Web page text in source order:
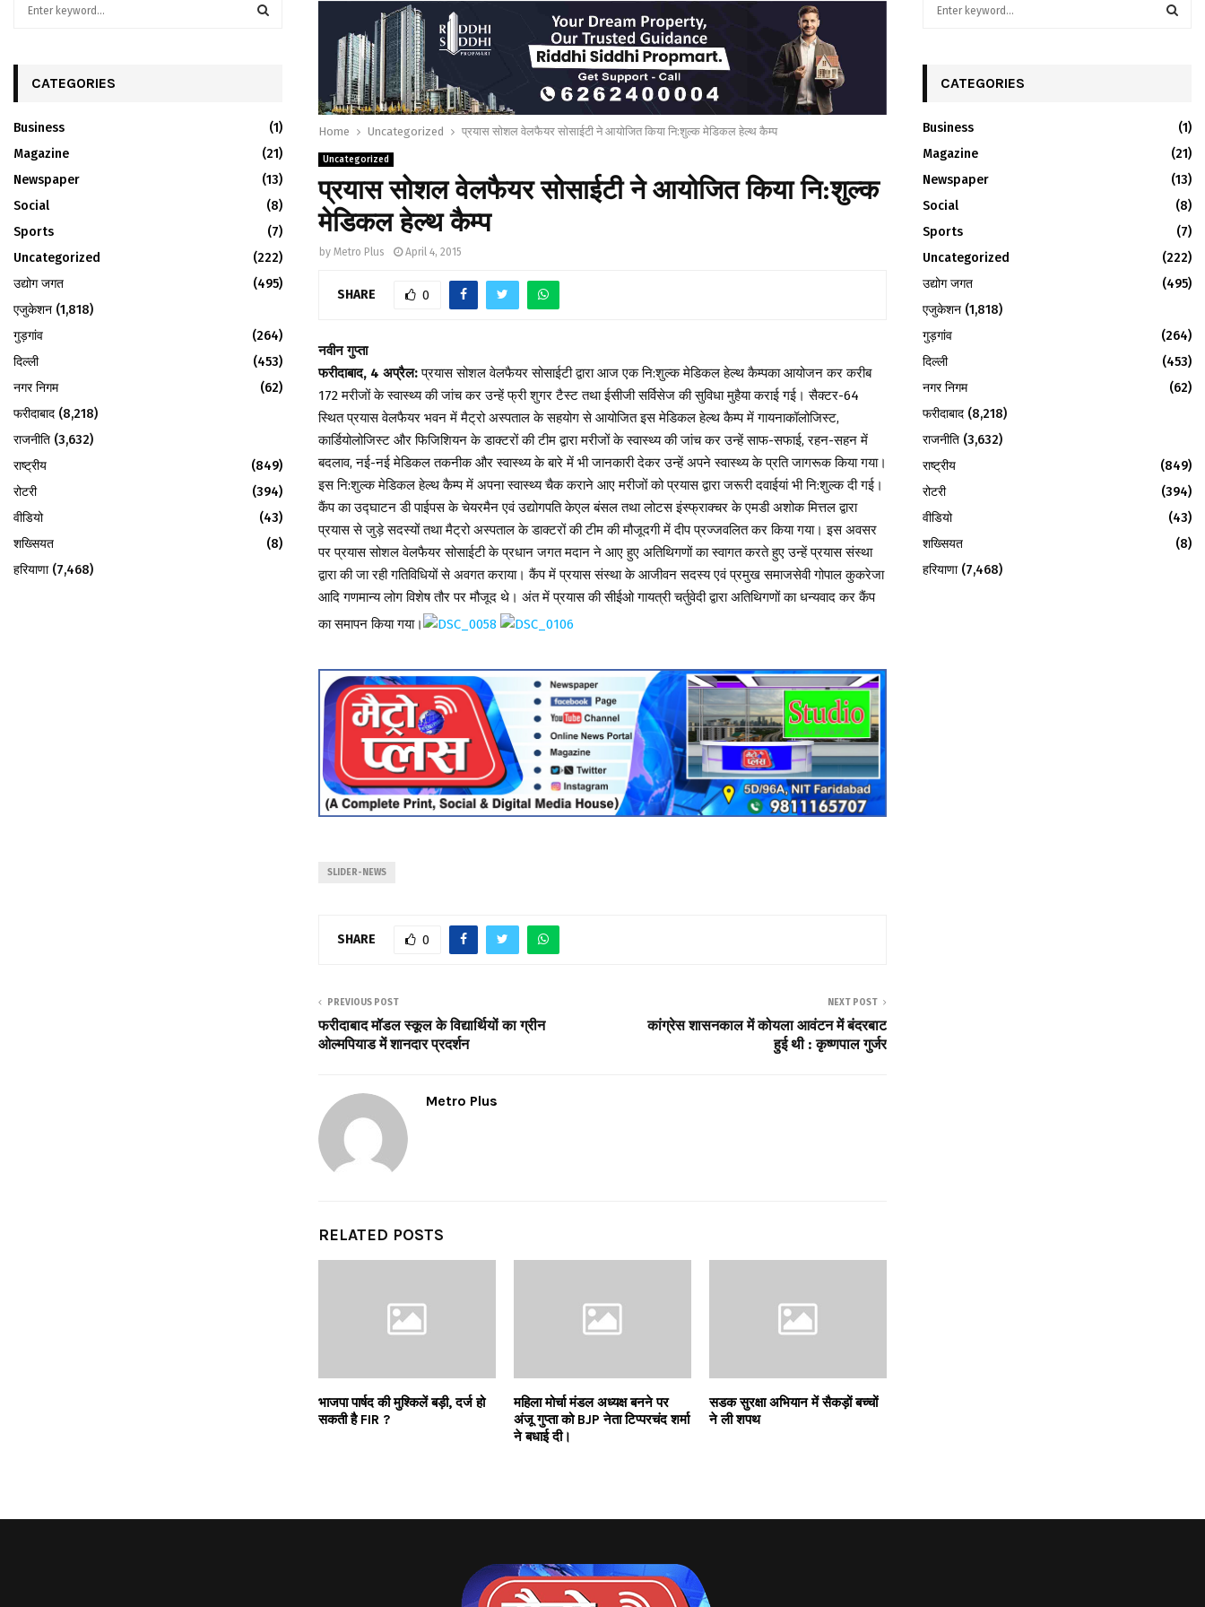
Home Uncategorized प्रयास सोशल वेलफैयर सोसाईटी ने आयोजित किया नि:शुल्क मेडिकल हेल्थ कैम्प
Uncategorized
प्रयास सोशल वेलफैयर सोसाईटी ने आयोजित किया नि:शुल्क
मेडिकल हेल्थ कैम्प
by Metro Plus April 4, 2015
SHARE 0
नवीन गुप्ता
फरीदाबाद, 4 अप्रैल:प्रयास सोशल वेलफैयर सोसाईटी द्वारा आज एक नि:शुल्क मेडिकल हेल्थ कैम्पका आयोजन कर करीब
172 मरीजों के स्वास्थ्य की जांच कर उन्हें फ्री शुगर टैस्ट तथा ईसीजी सर्विसेज की सुविधा मुहैया कराई गई। सैक्टर-64
स्थित प्रयास वेलफैयर भवन में मैट्रो अस्पताल के सहयोग से आयोजित इस मेडिकल हेल्थ कैम्प में गायनाकॉलोजिस्ट,
कार्डियोलोजिस्ट और फिजिशियन के डाक्टरों की टीम द्वारा मरीजों के स्वास्थ्य की जांच कर उन्हें साफ-सफाई, रहन-सहन में
बदलाव, नई-नई मेडिकल तकनीक और स्वास्थ्य के बारे में भी जानकारी देकर उन्हें अपने स्वास्थ्य के प्रति जागरूक किया गया।
इस नि:शुल्क मेडिकल हेल्थ कैम्प में अपना स्वास्थ्य चैक कराने आए मरीजों को प्रयास द्वारा जरूरी दवाईयां भी नि:शुल्क दी गई।
कैंप का उद्घाटन डी पाईपस के चेयरमैन एवं उद्योगपति केएल बंसल तथा लोटस इंस्फ्राक्चर के एमडी अशोक मित्तल द्वारा
प्रयास से जुड़े सदस्यों तथा मैट्रो अस्पताल के डाक्टरों की टीम की मौजूदगी में दीप प्रज्जवलित कर किया गया। इस अवसर
पर प्रयास सोशल वेलफैयर सोसाईटी के प्रधान जगत मदान ने आए हुए अतिथिगणों का स्वागत करते हुए उन्हें प्रयास संस्था
द्वारा की जा रही गतिविधियों से अवगत कराया। कैंप में प्रयास संस्था के आजीवन सदस्य एवं प्रमुख समाजसेवी गोपाल कुकरेजा
आदि गणमान्य लोग विशेष तौर पर मौजूद थे। अंत में प्रयास की सीईओ गायत्री चर्तुवेदी द्वारा अतिथिगणों का धन्यवाद कर कैंप
का समापन किया गया।
SLIDER-NEWS
SHARE 0
PREVIOUS POST
फरीदाबाद मॉडल स्कूल के विद्यार्थियों का ग्रीन
ओल्मपियाड में शानदार प्रदर्शन
NEXT POST
कांग्रेस शासनकाल में कोयला आवंटन में बंदरबाट
हुई थी : कृष्णपाल गुर्जर
Metro Plus
RELATED POSTS
भाजपा पार्षद की मुश्किलें बड़ी, दर्ज हो
सकती है FIR ?
महिला मोर्चा मंडल अध्यक्ष बनने पर
अंजू गुप्ता को BJP नेता टिप्परचंद शर्मा
ने बधाई दी।
सडक सुरक्षा अभियान में सैकड़ों बच्चों
ने ली शपथ
o
r
:
R
C
CATEGORIES
Business
(1)
Magazine
(21)
Newspaper
(13)
Social
(8)
Sports
(7)
Uncategorized
(222)
उद्योग जगत
(495)
एजुकेशन (1,818)
गुड़गांव
(264)
दिल्ली
(453)
नगर निगम
(62)
फरीदाबाद (8,218)
राजनीति (3,632)
राष्ट्रीय
(849)
रोटरी
(394)
वीडियो
(43)
शख्सियत
(8)
हरियाणा(7,468)
o
r
:
R
C
CATEGORIES
Business
(1)
Magazine
(21)
Newspaper
(13)
Social
(8)
Sports
(7)
Uncategorized
(222)
उद्योग जगत
(495)
एजुकेशन (1,818)
गुड़गांव
(264)
दिल्ली
(453)
नगर निगम
(62)
फरीदाबाद (8,218)
राजनीति (3,632)
राष्ट्रीय
(849)
रोटरी
(394)
वीडियो
(43)
शख्सियत
(8)
हरियाणा(7,468)